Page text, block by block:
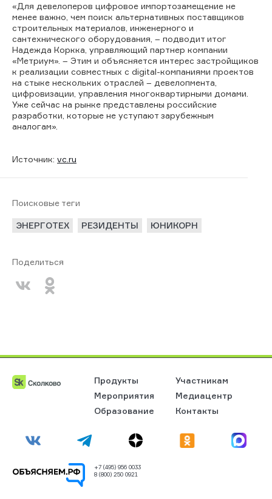
«Для девелоперов цифровое импортозамещение не
менее важно, чем поиск альтернативных поставщиков
строительных материалов, инженерного и
сантехнического оборудования, – подводит итог
Надежда Коркка, управляющий партнер компании
«Метриум». – Этим и объясняется интерес застройщиков
к реализации совместных с digital-компаниями проектов
на стыке нескольких отраслей – девелопмента,
цифровизации, управления многоквартирными домами.
Уже сейчас на рынке представлены российские
разработки, которые не уступают зарубежным
аналогам».
Источник: vc.ru
Поисковые теги
ЭНЕРГОТЕХ РЕЗИДЕНТЫ ЮНИКОРН
Поделиться
Продукты
Участникам
Мероприятия
Медиацентр
Образование
Контакты
+7 (495) 956 0033
8 (800) 250 0921